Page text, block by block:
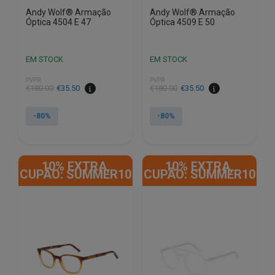
Andy Wolf® Armação
Óptica 4504 E 47
EM STOCK
PVPR
€180.00
O
original
€35.50
O
atual
-80%
Andy Wolf® Armação
Óptica 4509 E 50
EM STOCK
PVPR
€180.00
O
original
€35.50
O
atual
-80%
10% EXTRA,
CUPÃO: SUMMER10
10% EXTRA,
CUPÃO: SUMMER10